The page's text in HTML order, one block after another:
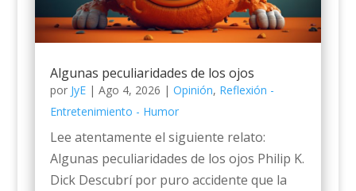
Algunas peculiaridades de los ojos
por JyE| Ago 4, 2026 | Opinión, Reflexión -
Entretenimiento - Humor
Lee atentamente el siguiente relato:
Algunas peculiaridades de los ojos Philip K.
Dick Descubrí por puro accidente que la